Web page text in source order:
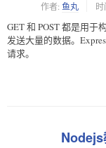
作者: 鱼丸 时
GET 和 POST 都是用于
发送大量的数据。
请求。